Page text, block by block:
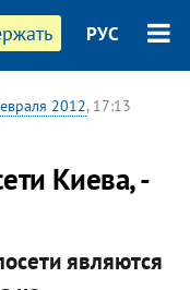
РУС
2012, 17:13
Киева, -
являются